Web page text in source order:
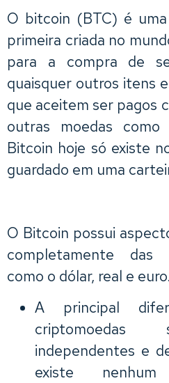
O bitcoin (BTC) é uma
primeira criada no
para a compra de
quaisquer outros itens
que aceitem ser pagos
outras moedas
Bitcoin hoje só existe
guardado em uma
O Bitcoin possui
completamente das
como o dólar, real e euro.
A principal
criptomoedas
independentes e
existe